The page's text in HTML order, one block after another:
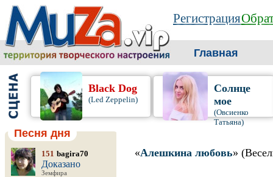
Регистрация
Главная
Black Dog
(Led Zeppelin)
Солнце
мое
(Овсиенко
Татьяна)
Песня дня
151 bagira70
Доказано
Земфира
«Алешкина любовь»